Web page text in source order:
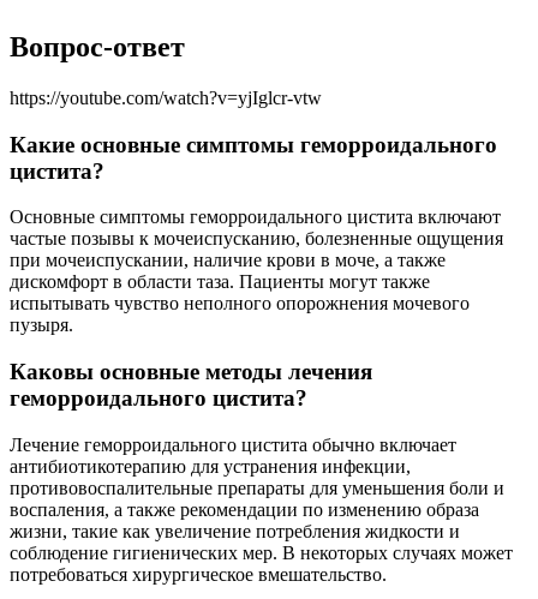
Вопрос-ответ
https://youtube.com/watch?v=yjIglcr-vtw
Какие основные симптомы геморроидального
цистита?
Основные симптомы геморроидального цистита включают
частые позывы к мочеиспусканию, болезненные ощущения
при мочеиспускании, наличие крови в моче, а также
дискомфорт в области таза. Пациенты могут также
испытывать чувство неполного опорожнения мочевого
пузыря.
Каковы основные методы лечения
геморроидального цистита?
Лечение геморроидального цистита обычно включает
антибиотикотерапию для устранения инфекции,
противовоспалительные препараты для уменьшения боли и
воспаления, а также рекомендации по изменению образа
жизни, такие как увеличение потребления жидкости и
соблюдение гигиенических мер. В некоторых случаях может
потребоваться хирургическое вмешательство.